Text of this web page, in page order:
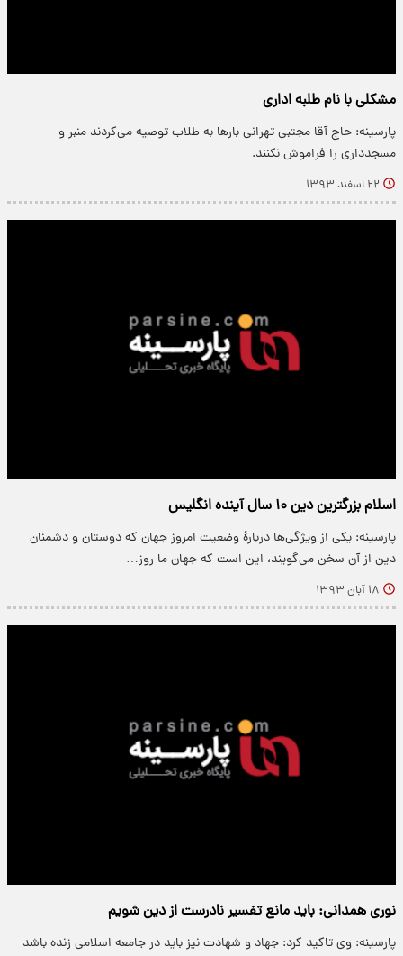
مشکلی با نام طلبه اداری
پارسینه: حاج آقا مجتبی تهرانی بارها به طلاب توصیه می‌کردند منبر و
مسجدداری را فراموش نکنند.
۲۲ اسفند ۱۳۹۳
اسلام بزرگترین دین ۱۰ سال آینده انگلیس
پارسینه: یکی از ویژگی‌ها دربارۀ وضعیت امروز جهان که دوستان و دشمنان
دین از آن سخن می‌گویند، این است که جهان ما روز…
۱۸ آبان ۱۳۹۳
نوری همدانی: باید مانع تفسیر نادرست از دین شویم
پارسینه: وی تاکید کرد: جهاد و شهادت نیز باید در جامعه اسلامی زنده باشد